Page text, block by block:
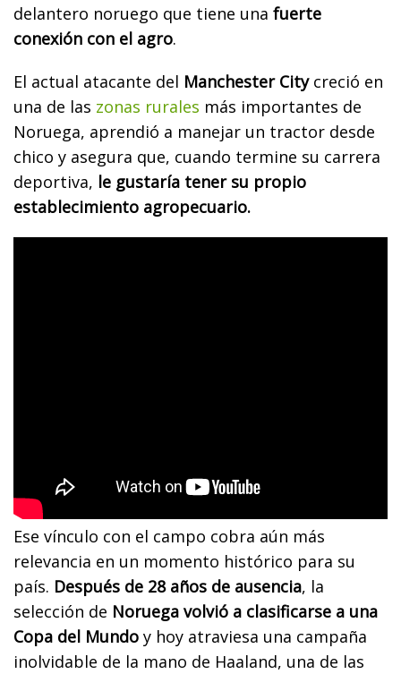
delantero noruego que tiene una fuerte
conexión con el agro.
El actual atacante del Manchester Citycreció en
una de las zonas rurales más importantes de
Noruega, aprendió a manejar un tractor desde
chico y asegura que, cuando termine su carrera
deportiva, le gustaría tener su propio
establecimiento agropecuario.
Ese vínculo con el campo cobra aún más
relevancia en un momento histórico para su
país. Después de 28 años de ausencia, la
selección de Noruega volvió a clasificarse a una
Copa del Mundo y hoy atraviesa una campaña
inolvidable de la mano de Haaland, una de las